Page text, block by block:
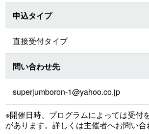
申込タイプ
直接受付タイプ
問い合わせ先
superjumboron-1@yahoo.co.jp
※開催日時、プログラムによっては受付
があります。詳しくは主催者へお問い合